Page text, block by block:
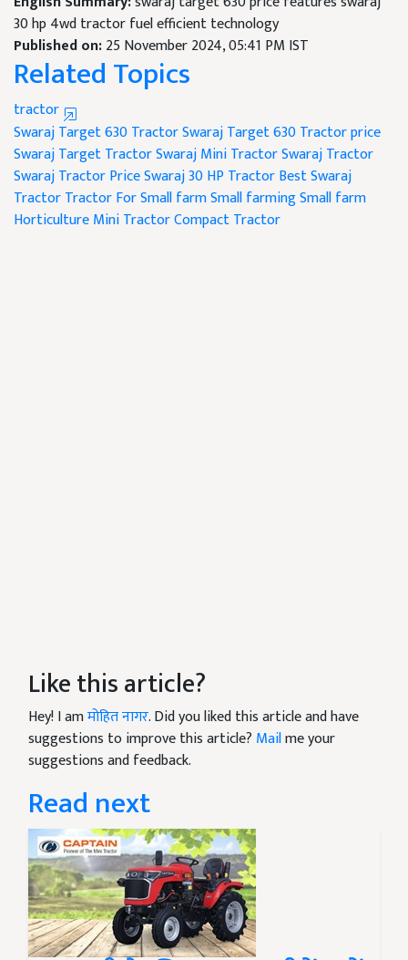
30 hp 4wd tractor fuel efficient technology
Published on:25 November 2024, 05:41 PM IST
Related Topics
tractor
Swaraj Target 630 TractorSwaraj Target 630 Tractor price
Swaraj Target TractorSwaraj Mini TractorSwaraj Tractor
Swaraj Tractor PriceSwaraj 30 HP TractorBest Swaraj
TractorTractor For Small farmSmall farmingSmall farm
HorticultureMini TractorCompact Tractor
Like this article?
Hey! I amमोहित नागर. Did you liked this article and have
suggestions to improve this article? Mailme your
suggestions and feedback.
Read next